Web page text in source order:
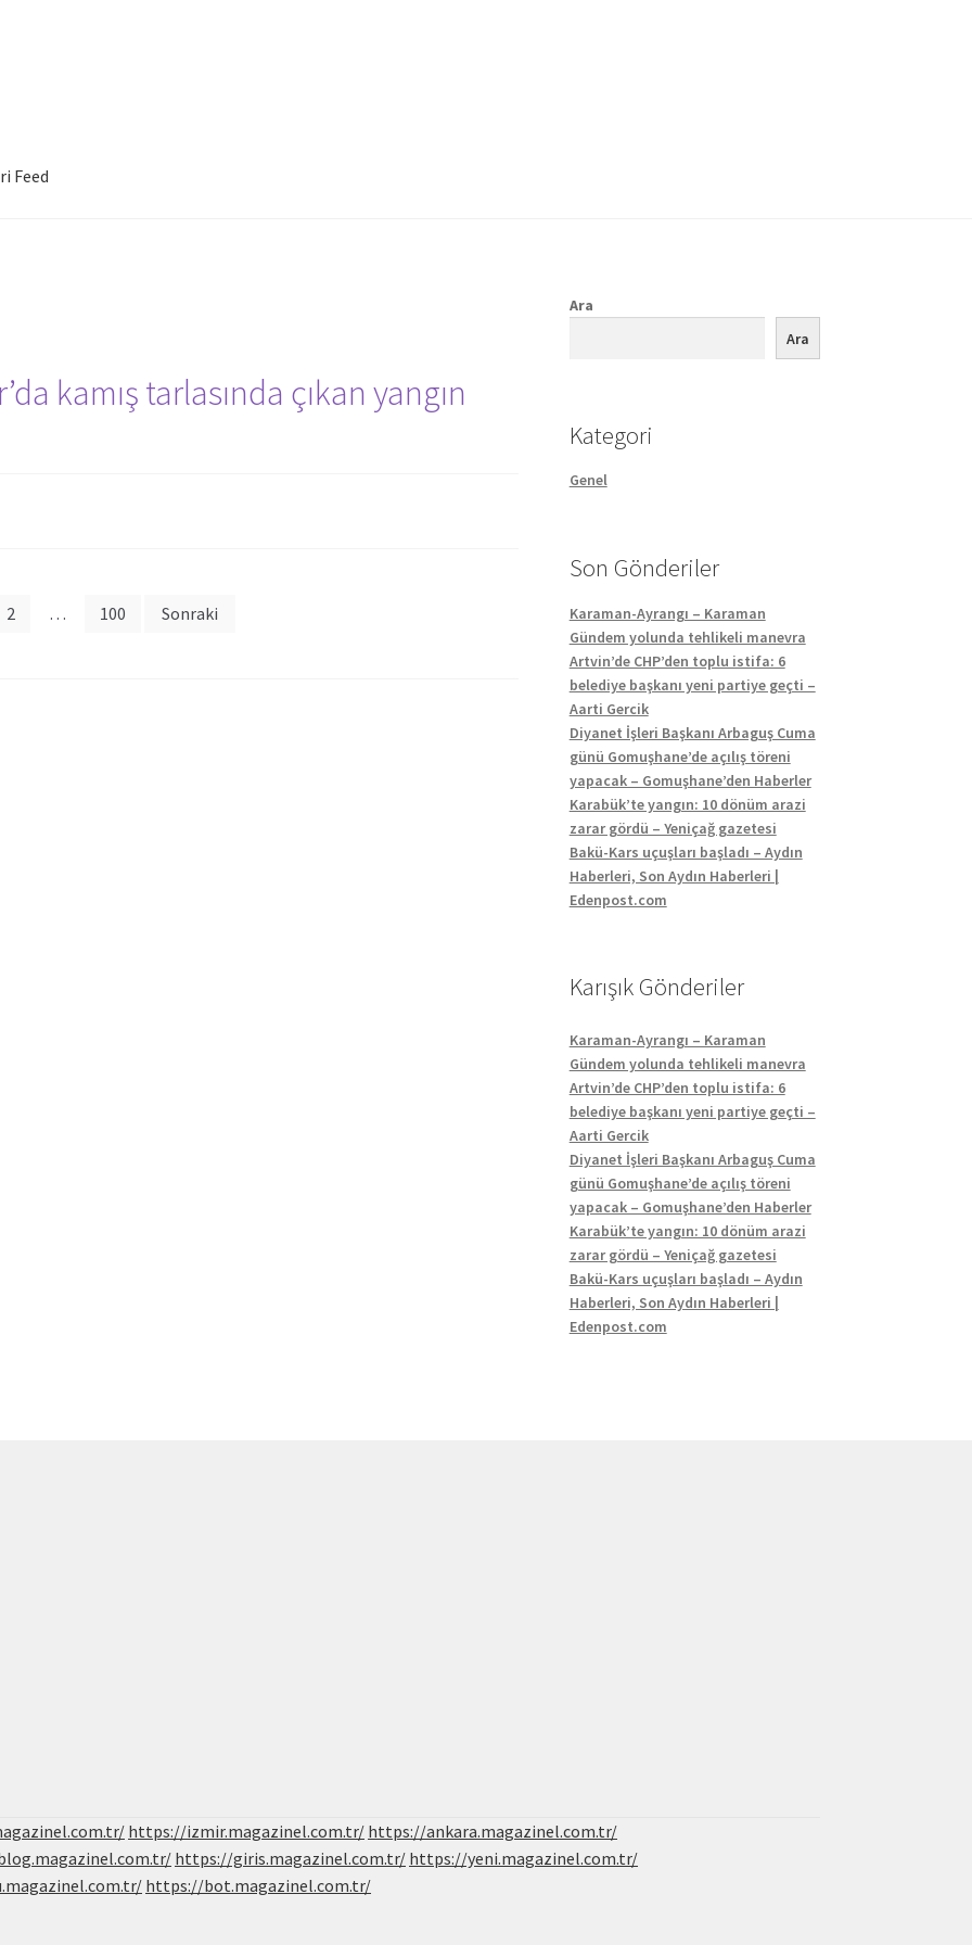
Feed
kamış tarlasında çıkan yangın
2 … 100 Sonraki
Ara
Ara
Kategori
Genel
Son Gönderiler
Karaman-Ayrangı – Karaman
Gündem yolunda tehlikeli manevra
Artvin’de CHP’den toplu istifa: 6
belediye başkanı yeni partiye geçti –
Aarti Gercik
Diyanet İşleri Başkanı Arbaguş Cuma
günü Gomuşhane’de açılış töreni
yapacak – Gomuşhane’den Haberler
Karabük’te yangın: 10 dönüm arazi
zarar gördü – Yeniçağ gazetesi
Bakü-Kars uçuşları başladı – Aydın
Haberleri, Son Aydın Haberleri |
Edenpost.com
Karışık Gönderiler
Karaman-Ayrangı – Karaman
Gündem yolunda tehlikeli manevra
Artvin’de CHP’den toplu istifa: 6
belediye başkanı yeni partiye geçti –
Aarti Gercik
Diyanet İşleri Başkanı Arbaguş Cuma
günü Gomuşhane’de açılış töreni
yapacak – Gomuşhane’den Haberler
Karabük’te yangın: 10 dönüm arazi
zarar gördü – Yeniçağ gazetesi
Bakü-Kars uçuşları başladı – Aydın
Haberleri, Son Aydın Haberleri |
Edenpost.com
https://izmir.magazinel.com.tr/ https://ankara.magazinel.com.tr/
https://giris.magazinel.com.tr/ https://yeni.magazinel.com.tr/
https://bot.magazinel.com.tr/